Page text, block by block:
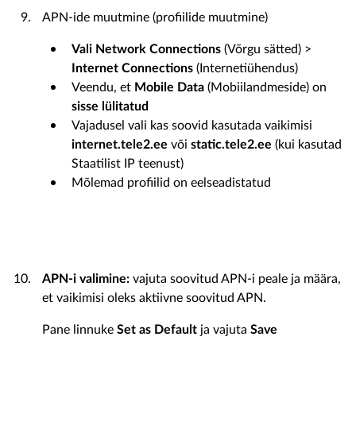
APN-ide muutmine (profiilide muutmine)
Vali Network Connections (Võrgu sätted) >
Internet Connections (Internetiühendus)
Veendu, et Mobile Data (Mobiilandmeside) on
sisse lülitatud
Vajadusel vali kas soovid kasutada vaikimisi
internet.tele2.ee või static.tele2.ee (kui kasutad
Staatilist IP teenust)
Mõlemad profiilid on eelseadistatud
APN-i valimine: vajuta soovitud APN-i peale ja määra,
et vaikimisi oleks aktiivne soovitud APN.
Pane linnuke Set as Default ja vajuta Save